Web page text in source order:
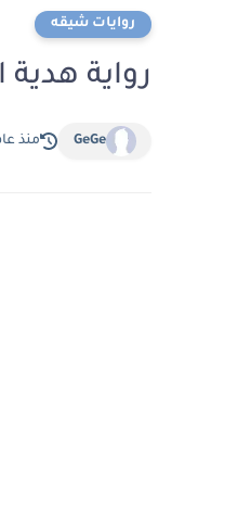
روايات شيقه
رواية هدية
GeGe منذ